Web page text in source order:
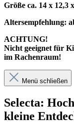
Größe ca. 14 x 12,3
Altersempfehlung:
ACHTUNG!
Nicht geeignet für
im Rachenraum!
Menü schließen
Selecta:
kleine